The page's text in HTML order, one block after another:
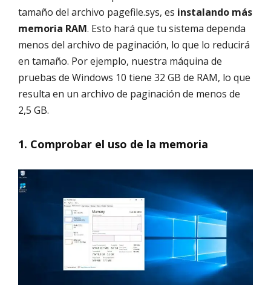
tamaño del archivo pagefile.sys, es instalando más
memoria RAM. Esto hará que tu sistema dependa
menos del archivo de paginación, lo que lo reducirá
en tamaño. Por ejemplo, nuestra máquina de
pruebas de Windows 10 tiene 32 GB de RAM, lo que
resulta en un archivo de paginación de menos de
2,5 GB.
1. Comprobar el uso de la memoria